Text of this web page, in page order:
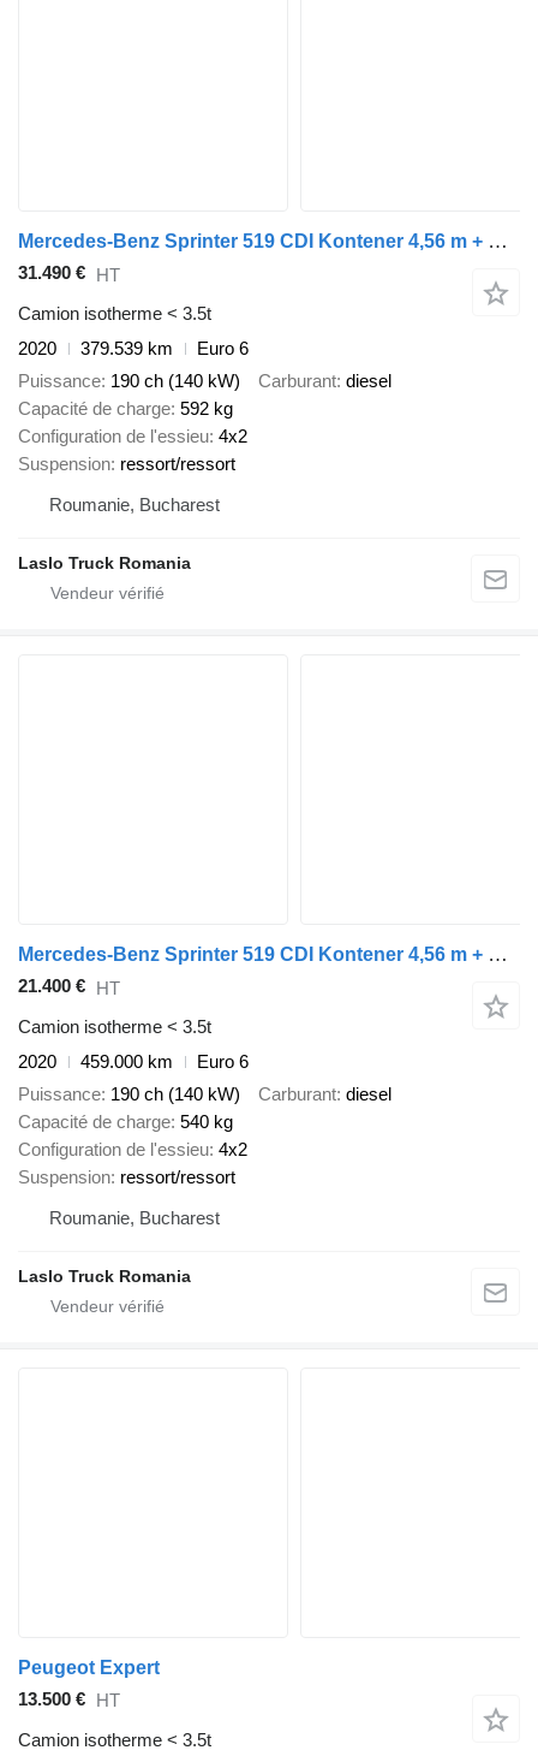
Mercedes-Benz Sprinter 519 CDI Kontener 4,56 m + Drzwi Bliźniaki Automat Salon
31.490 € HT
Camion isotherme < 3.5t
2020
379.539 km
Euro 6
Puissance 190 ch (140 kW) Carburant diesel
Capacité de charge 592 kg
Configuration de l'essieu 4x2
Suspension ressort/ressort
Roumanie, Bucharest
Laslo Truck Romania
Mercedes-Benz Sprinter 519 CDI Kontener 4,56 m + Drzwi Bliźniaki Automat Salon
21.400 € HT
Camion isotherme < 3.5t
2020
459.000 km
Euro 6
Puissance 190 ch (140 kW) Carburant diesel
Capacité de charge 540 kg
Configuration de l'essieu 4x2
Suspension ressort/ressort
Roumanie, Bucharest
Laslo Truck Romania
Peugeot Expert
13.500 € HT
Camion isotherme < 3.5t